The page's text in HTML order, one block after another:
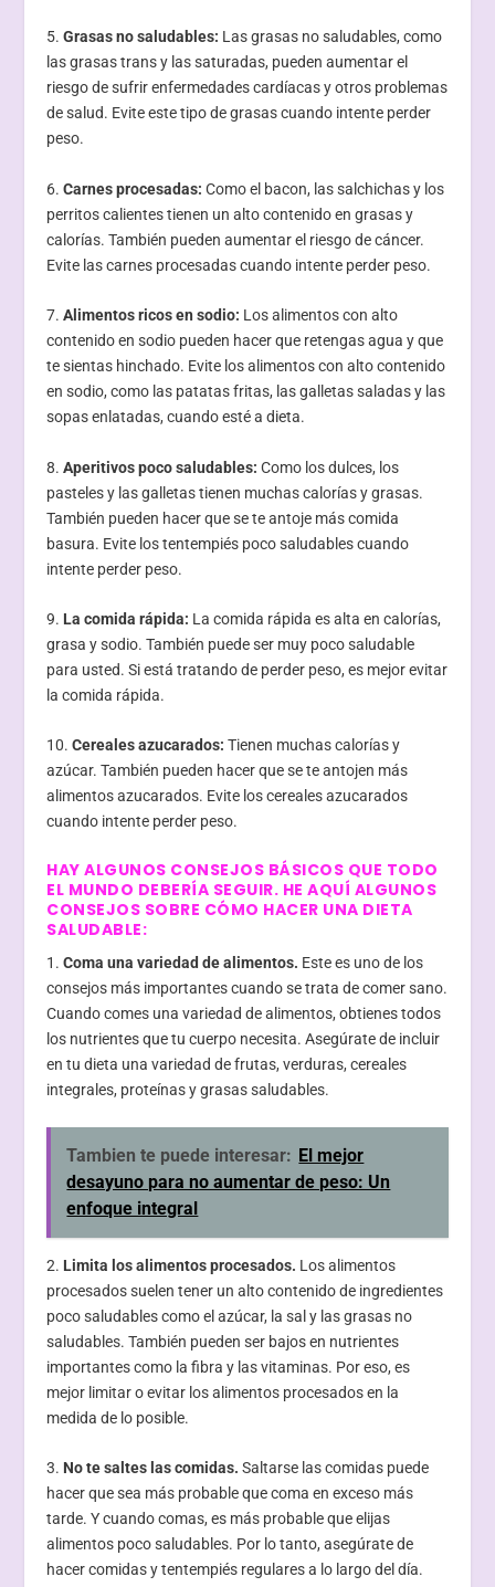
5.Grasas no saludables: Las grasas no saludables, como
las grasas trans y las saturadas, pueden aumentar el
riesgo de sufrir enfermedades cardíacas y otros problemas
de salud. Evite este tipo de grasas cuando intente perder
peso.
6.Carnes procesadas:Como el bacon, las salchichas y los
perritos calientes tienen un alto contenido en grasas y
calorías. También pueden aumentar el riesgo de cáncer.
Evite las carnes procesadas cuando intente perder peso.
7.Alimentos ricos en sodio: Los alimentos con alto
contenido en sodio pueden hacer que retengas agua y que
te sientas hinchado. Evite los alimentos con alto contenido
en sodio, como las patatas fritas, las galletas saladas y las
sopas enlatadas, cuando esté a dieta.
8.Aperitivos poco saludables: Como los dulces, los
pasteles y las galletas tienen muchas calorías y grasas.
También pueden hacer que se te antoje más comida
basura. Evite los tentempiés poco saludables cuando
intente perder peso.
9. La comida rápida: La comida rápida es alta en calorías,
grasa y sodio. También puede ser muy poco saludable
para usted. Si está tratando de perder peso, es mejor evitar
la comida rápida.
10.Cereales azucarados: Tienen muchas calorías y
azúcar. También pueden hacer que se te antojen más
alimentos azucarados. Evite los cereales azucarados
cuando intente perder peso.
HAY ALGUNOS CONSEJOS BÁSICOS QUE TODO
EL MUNDO DEBERÍA SEGUIR. HE AQUÍ ALGUNOS
CONSEJOS SOBRE CÓMO HACER UNA DIETA
SALUDABLE:
1.Coma una variedad de alimentos. Este es uno de los
consejos más importantes cuando se trata de comer sano.
Cuando comes una variedad de alimentos, obtienes todos
los nutrientes que tu cuerpo necesita. Asegúrate de incluir
en tu dieta una variedad de frutas, verduras, cereales
integrales, proteínas y grasas saludables.
Tambien te puede interesar: El mejor
desayuno para no aumentar de peso: Un
enfoque integral
2. Limita los alimentos procesados. Los alimentos
procesados suelen tener un alto contenido de ingredientes
poco saludables como el azúcar, la sal y las grasas no
saludables. También pueden ser bajos en nutrientes
importantes como la fibra y las vitaminas. Por eso, es
mejor limitar o evitar los alimentos procesados en la
medida de lo posible.
3. No te saltes las comidas. Saltarse las comidas puede
hacer que sea más probable que coma en exceso más
tarde. Y cuando comas, es más probable que elijas
alimentos poco saludables. Por lo tanto, asegúrate de
hacer comidas y tentempiés regulares a lo largo del día.